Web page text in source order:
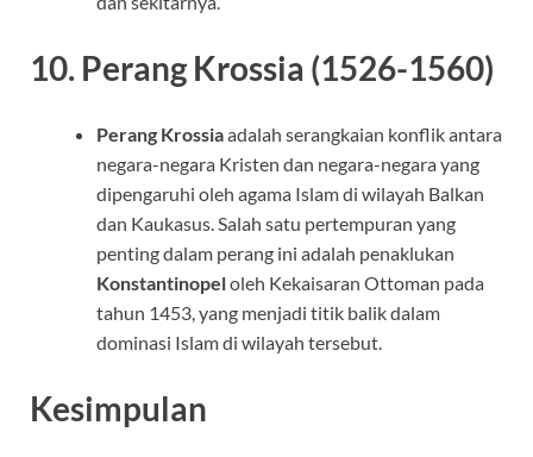
10. Perang Krossia (1526-1560)
Perang Krossiaadalah serangkaian konflik antara
negara-negara Kristen dan negara-negara yang
dipengaruhi oleh agama Islam di wilayah Balkan
dan Kaukasus. Salah satu pertempuran yang
penting dalam perang ini adalah penaklukan
Konstantinopeloleh Kekaisaran Ottoman pada
tahun 1453, yang menjadi titik balik dalam
dominasi Islam di wilayah tersebut.
Kesimpulan